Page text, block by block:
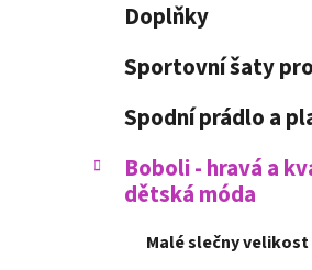
n
Doplňky
Sportovní šaty
Spodní prádlo a
Boboli - hravá a
dětská móda
Malé slečny velikost